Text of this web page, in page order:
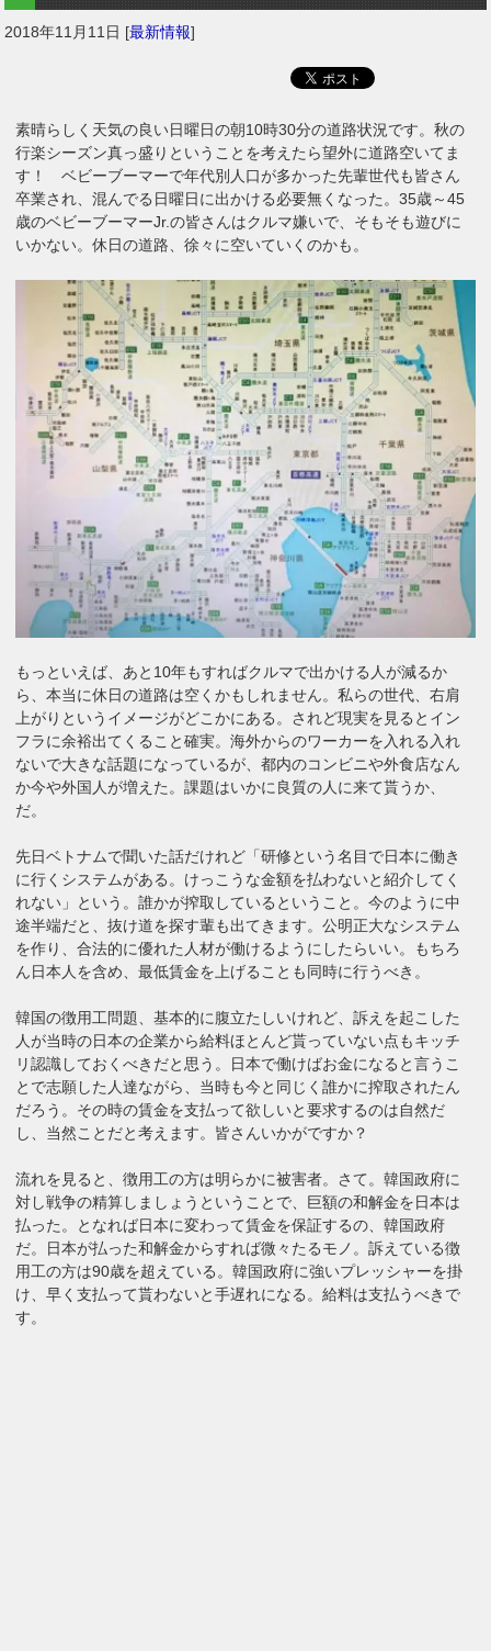
2018年11月11日 [最新情報]
素晴らしく天気の良い日曜日の朝10時30分の道路状況です。秋の
行楽シーズン真っ盛りということを考えたら望外に道路空いてま
す！ ベビーブーマーで年代別人口が多かった先輩世代も皆さん
卒業され、混んでる日曜日に出かける必要無くなった。35歳～45
歳のベビーブーマーJr.の皆さんはクルマ嫌いで、そもそも遊びに
いかない。休日の道路、徐々に空いていくのかも。
もっといえば、あと10年もすればクルマで出かける人が減るか
ら、本当に休日の道路は空くかもしれません。私らの世代、右肩
上がりというイメージがどこかにある。されど現実を見るとイン
フラに余裕出てくること確実。海外からのワーカーを入れる入れ
ないで大きな話題になっているが、都内のコンビニや外食店なん
か今や外国人が増えた。課題はいかに良質の人に来て貰うか、
だ。
先日ベトナムで聞いた話だけれど「研修という名目で日本に働き
に行くシステムがある。けっこうな金額を払わないと紹介してく
れない」という。誰かが搾取しているということ。今のように中
途半端だと、抜け道を探す輩も出てきます。公明正大なシステム
を作り、合法的に優れた人材が働けるようにしたらいい。もちろ
ん日本人を含め、最低賃金を上げることも同時に行うべき。
韓国の徴用工問題、基本的に腹立たしいけれど、訴えを起こした
人が当時の日本の企業から給料ほとんど貰っていない点もキッチ
リ認識しておくべきだと思う。日本で働けばお金になると言うこ
とで志願した人達ながら、当時も今と同じく誰かに搾取されたん
だろう。その時の賃金を支払って欲しいと要求するのは自然だ
し、当然ことだと考えます。皆さんいかがですか？
流れを見ると、徴用工の方は明らかに被害者。さて。韓国政府に
対し戦争の精算しましょうということで、巨額の和解金を日本は
払った。となれば日本に変わって賃金を保証するの、韓国政府
だ。日本が払った和解金からすれば微々たるモノ。訴えている徴
用工の方は90歳を超えている。韓国政府に強いプレッシャーを掛
け、早く支払って貰わないと手遅れになる。給料は支払うべきで
す。